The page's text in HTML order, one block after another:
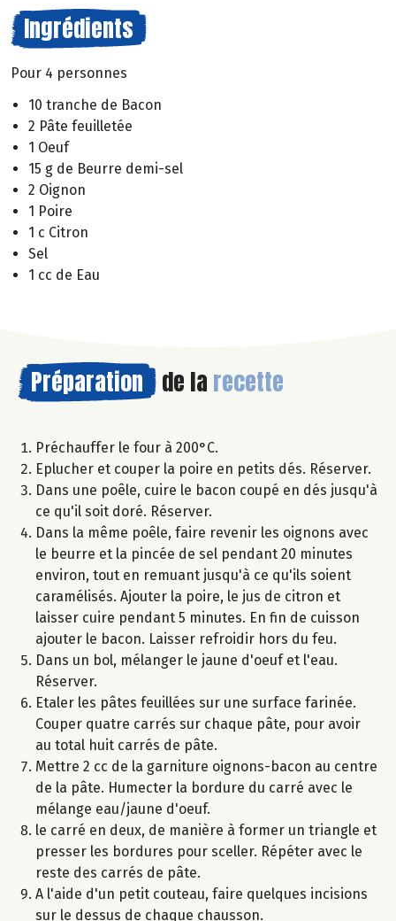
Ingrédients
Pour 4 personnes
10 tranche de Bacon
2 Pâte feuilletée
1 Oeuf
15 g de Beurre demi-sel
2 Oignon
1 Poire
1 c Citron
Sel
1 cc de Eau
Préparation de la recette
Préchauffer le four à 200°C.
Eplucher et couper la poire en petits dés. Réserver.
Dans une poêle, cuire le bacon coupé en dés jusqu'à
ce qu'il soit doré. Réserver.
Dans la même poêle, faire revenir les oignons avec
le beurre et la pincée de sel pendant 20 minutes
environ, tout en remuant jusqu'à ce qu'ils soient
caramélisés. Ajouter la poire, le jus de citron et
laisser cuire pendant 5 minutes. En fin de cuisson
ajouter le bacon. Laisser refroidir hors du feu.
Dans un bol, mélanger le jaune d'oeuf et l'eau.
Réserver.
Etaler les pâtes feuillées sur une surface farinée.
Couper quatre carrés sur chaque pâte, pour avoir
au total huit carrés de pâte.
Mettre 2 cc de la garniture oignons-bacon au centre
de la pâte. Humecter la bordure du carré avec le
mélange eau/jaune d'oeuf.
le carré en deux, de manière à former un triangle et
presser les bordures pour sceller. Répéter avec le
reste des carrés de pâte.
A l'aide d'un petit couteau, faire quelques incisions
sur le dessus de chaque chausson.